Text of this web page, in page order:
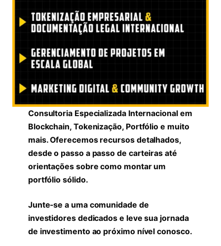
Consultoria Especializada Internacional em
Blockchain, Tokenização, Portfólio e muito
mais. Oferecemos recursos detalhados,
desde o passo a passo de carteiras até
orientações sobre como montar um
portfólio sólido.
Junte-se a uma comunidade de
investidores dedicados e leve sua jornada
de investimento ao próximo nível conosco.